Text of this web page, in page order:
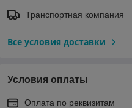
Транспортная компания
Все условия доставки
Условия оплаты
Оплата по реквизитам